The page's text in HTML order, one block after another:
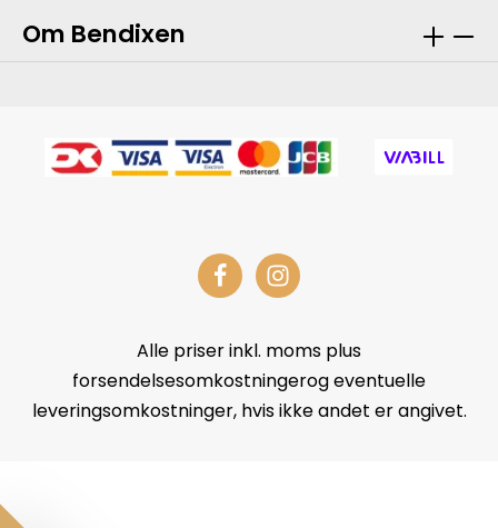
Om Bendixen
Alle priser inkl. moms plus
forsendelsesomkostningerog eventuelle
leveringsomkostninger, hvis ikke andet er angivet.